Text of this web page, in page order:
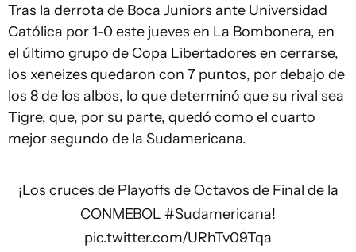
Tras la derrota de Boca Juniors ante Universidad
Católica por 1-0 este jueves en La Bombonera, en
el último grupo de Copa Libertadores en cerrarse,
los xeneizes quedaron con 7 puntos, por debajo de
los 8 de los albos, lo que determinó que su rival sea
Tigre, que, por su parte, quedó como el cuarto
mejor segundo de la Sudamericana.
¡Los cruces de Playoffs de Octavos de Final de la
CONMEBOL #Sudamericana!
pic.twitter.com/URhTv09Tqa